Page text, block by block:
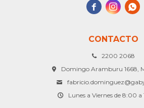
CONTACTO
2200 2068
Domingo Aramburu 1668,
Lunes a Viernes de 8:00 a
  